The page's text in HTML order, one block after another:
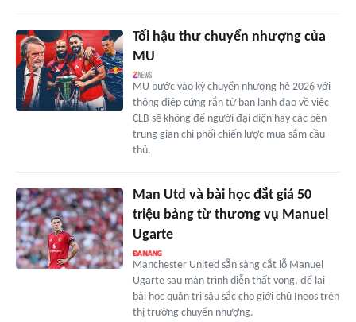
Tối hậu thư chuyển nhượng của
MU
MU bước vào kỳ chuyển nhượng hè 2026 với
thông điệp cứng rắn từ ban lãnh đạo về việc
CLB sẽ không để người đại diện hay các bên
trung gian chi phối chiến lược mua sắm cầu
thủ.
Man Utd và bài học đắt giá 50
triệu bảng từ thương vụ Manuel
Ugarte
Manchester United sẵn sàng cắt lỗ Manuel
Ugarte sau màn trình diễn thất vọng, để lại
bài học quản trị sâu sắc cho giới chủ Ineos trên
thị trường chuyển nhượng.